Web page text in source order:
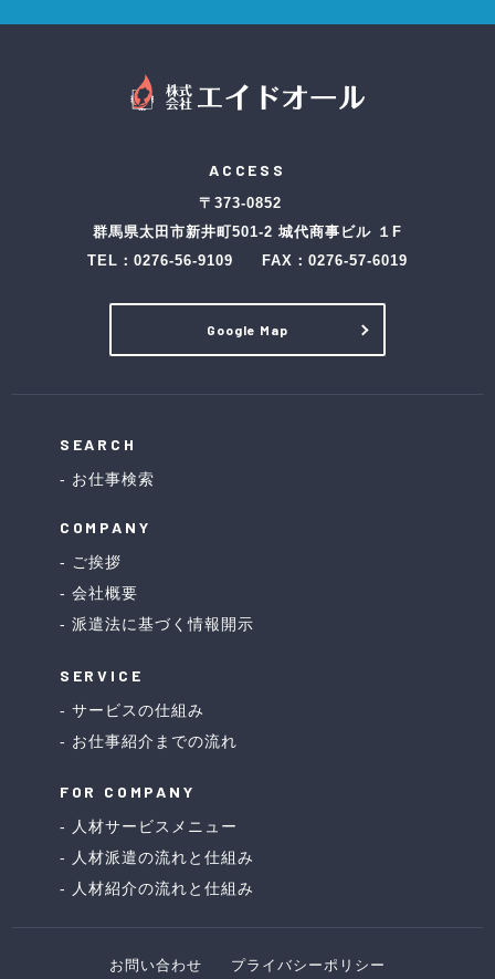
ACCESS
〒373-0852
群馬県太田市新井町501-2 城代商事ビル １F
TEL： 0276-56-9109 FAX：0276-57-6019
Google Map
SEARCH
お仕事検索
COMPANY
ご挨拶
会社概要
派遣法に基づく情報開示
SERVICE
サービスの仕組み
お仕事紹介までの流れ
FOR COMPANY
人材サービスメニュー
人材派遣の流れと仕組み
人材紹介の流れと仕組み
お問い合わせ プライバシーポリシー